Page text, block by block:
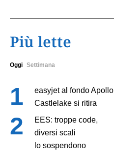
Più lette
Oggi Settimana
easyjet al fondo Apollo
Castlelake si ritira
EES: troppe code,
diversi scali
lo sospendono